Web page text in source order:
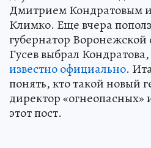
Дмитрием Кондратовым
Климко. Еще вчера
губернатор Воронежской
Гусев выбрал
известно официально.
понять, кто такой новый
директор «огнеопасных»
этот пост.